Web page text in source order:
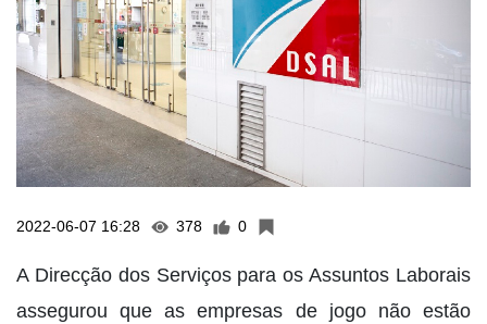
2022-06-07 16:28 378 0
A Direcção dos Serviços para os Assuntos Laborais
assegurou que as empresas de jogo não estão